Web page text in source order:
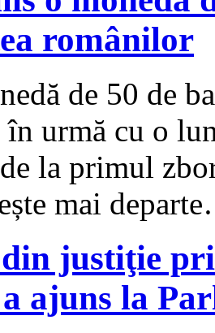
românilor
de 50 de
urmă cu o
la primul
mai
justiţie
ajuns la